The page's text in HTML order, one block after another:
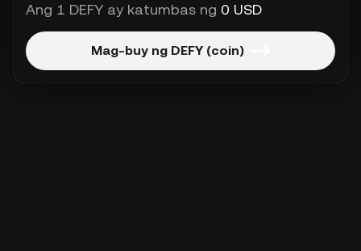
Ang 1 DEFY ay katumbas ng 0 USD
Mag-buy ng DEFY (coin)